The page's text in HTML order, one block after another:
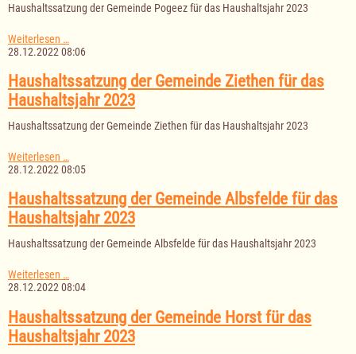
2023
Haushaltssatzung der Gemeinde Pogeez für das Haushaltsjahr 2023
Weiterlesen …
der
Pogeez
für
das
2023
28.12.2022 08:06
Haushaltssatzung der Gemeinde Ziethen für das
Haushaltsjahr 2023
Haushaltssatzung der Gemeinde Ziethen für das Haushaltsjahr 2023
Weiterlesen …
der
Ziethen
für
das
2023
28.12.2022 08:05
Haushaltssatzung der Gemeinde Albsfelde für das
Haushaltsjahr 2023
Haushaltssatzung der Gemeinde Albsfelde für das Haushaltsjahr 2023
Weiterlesen …Haushaltssatzung
der
Albsfelde
für
das
28.12.2022 08:04
Haushaltssatzung der Gemeinde Horst für das
Haushaltsjahr 2023